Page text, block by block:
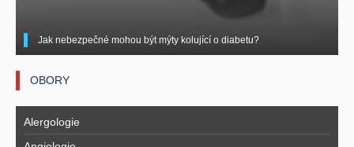
Jak nebezpečné mohou být mýty kolující o diabetu?
OBORY
Alergologie